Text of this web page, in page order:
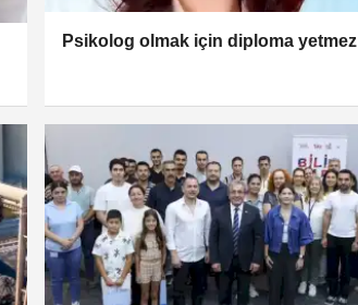
Psikolog olmak için diploma yetmez